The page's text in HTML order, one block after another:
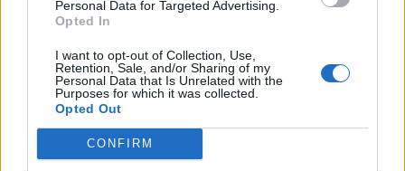
Personal Data for Targeted Advertising.
Opted In
I want to opt-out of Collection, Use,
Retention, Sale, and/or Sharing of my
Personal Data that Is Unrelated with the
Purposes for which it was collected.
Opted Out
CONFIRM
perduto a sostegno alle imprese e all'economia (come
modificato da C(20
agenzia delle entrate
111.541 euro
2023-03-28
esenzioni fiscali e crediti d'imposta adottati a
seguito della crisi economica causata dall'epidemia di
COVID-19 [con mo